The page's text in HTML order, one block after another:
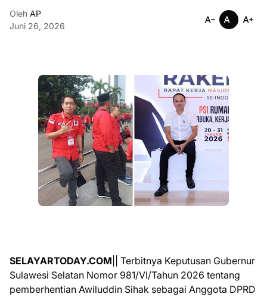
Oleh AP
Juni 26, 2026
SELAYARTODAY.COM || Terbitnya Keputusan Gubernur
Sulawesi Selatan Nomor 981/VI/Tahun 2026 tentang
pemberhentian Awiluddin Sihak sebagai Anggota DPRD